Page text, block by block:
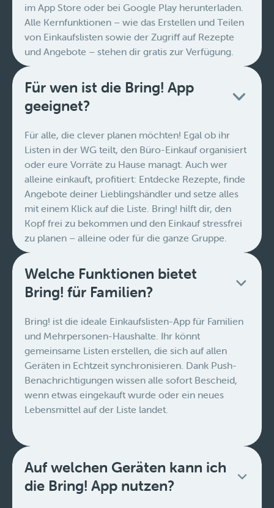
im App Store oder bei Google Play herunterladen.
Alle Kernfunktionen – wie das Erstellen und Teilen
von Einkaufslisten sowie der Zugriff auf Rezepte
und Angebote – stehen dir gratis zur Verfügung.
Für wen ist die Bring! App
geeignet?
Für alle, die clever planen möchten! Egal ob ihr
Listen in der WG teilt, den Büro-Einkauf organisiert
oder eure Vorräte zu Hause managt. Auch wer
alleine einkauft, profitiert: Entdecke Rezepte, finde
Angebote deiner Lieblingshändler und setze alles
mit einem Klick auf die Liste. Bring! hilft dir, den
Kopf frei zu bekommen und den Einkauf stressfrei
zu planen – alleine oder für die ganze Gruppe.
Welche Funktionen bietet
Bring! für Familien?
Bring! ist die ideale Einkaufslisten-App für Familien
und Mehrpersonen-Haushalte. Ihr könnt
gemeinsame Listen erstellen, die sich auf allen
Geräten in Echtzeit synchronisieren. Dank Push-
Benachrichtigungen wissen alle sofort Bescheid,
wenn etwas eingekauft wurde oder ein neues
Lebensmittel auf der Liste landet.
Auf welchen Geräten kann ich
die Bring! App nutzen?